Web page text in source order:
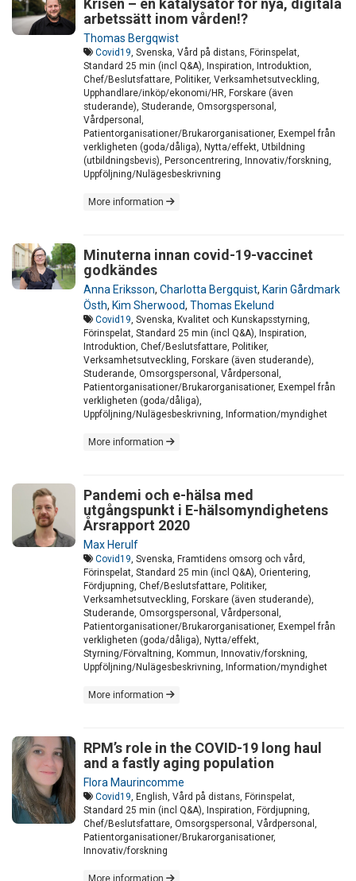
Krisen – en katalysator för nya, digitala
arbetssätt inom vården!?
Thomas Bergqwist
Covid19, Svenska, Vård på distans, Förinspelat,
Standard 25 min (incl Q&A), Inspiration, Introduktion,
Chef/Beslutsfattare, Politiker, Verksamhetsutveckling,
Upphandlare/inköp/ekonomi/HR, Forskare (även
studerande), Studerande, Omsorgspersonal,
Vårdpersonal,
Patientorganisationer/Brukarorganisationer, Exempel från
verkligheten (goda/dåliga), Nytta/effekt, Utbildning
(utbildningsbevis), Personcentrering, Innovativ/forskning,
Uppföljning/Nulägesbeskrivning
More information
Minuterna innan covid-19-vaccinet
godkändes
Anna Eriksson, Charlotta Bergquist, Karin Gårdmark
Östh, Kim Sherwood, Thomas Ekelund
Covid19, Svenska, Kvalitet och Kunskapsstyrning,
Förinspelat, Standard 25 min (incl Q&A), Inspiration,
Introduktion, Chef/Beslutsfattare, Politiker,
Verksamhetsutveckling, Forskare (även studerande),
Studerande, Omsorgspersonal, Vårdpersonal,
Patientorganisationer/Brukarorganisationer, Exempel från
verkligheten (goda/dåliga),
Uppföljning/Nulägesbeskrivning, Information/myndighet
More information
Pandemi och e-hälsa med
utgångspunkt i E-hälsomyndighetens
Årsrapport 2020
Max Herulf
Covid19, Svenska, Framtidens omsorg och vård,
Förinspelat, Standard 25 min (incl Q&A), Orientering,
Fördjupning, Chef/Beslutsfattare, Politiker,
Verksamhetsutveckling, Forskare (även studerande),
Studerande, Omsorgspersonal, Vårdpersonal,
Patientorganisationer/Brukarorganisationer, Exempel från
verkligheten (goda/dåliga), Nytta/effekt,
Styrning/Förvaltning, Kommun, Innovativ/forskning,
Uppföljning/Nulägesbeskrivning, Information/myndighet
More information
RPM’s role in the COVID-19 long haul
and a fastly aging population
Flora Maurincomme
Covid19, English, Vård på distans, Förinspelat,
Standard 25 min (incl Q&A), Inspiration, Fördjupning,
Chef/Beslutsfattare, Omsorgspersonal, Vårdpersonal,
Patientorganisationer/Brukarorganisationer,
Innovativ/forskning